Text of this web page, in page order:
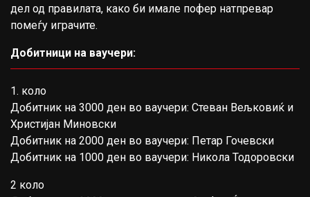
дел од правилата, како би имале пофер натпревар
помеѓу играчите.
Добитници на ваучери:
1. коло
Добитник на 3000 ден во ваучери: Стеван Вељковиќ и
Христијан Миновски
Добитник на 2000 ден во ваучери: Петар Гочевски
Добитник на 1000 ден во ваучери: Никола Тодоровски
2 коло